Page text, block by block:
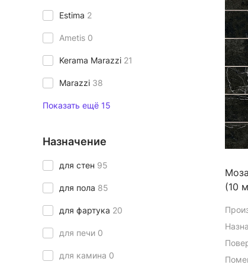
Estima 2
Ametis 0
Kerama Marazzi 21
Marazzi 38
Показать ещё 15
Назначение
для стен 95
для пола 85
для фартука 20
для печи 0
для камина 0
(10